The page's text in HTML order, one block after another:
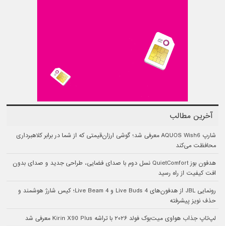
آخرین مطالب
شارپ AQUOS Wish6 معرفی شد؛ گوشی ارزان‌قیمتی که از شما در برابر کلاهبرداری
محافظت می‌کند
هدفون بوز QuietComfort نسل دوم با صدای فضایی، طراحی جدید و صدای بدون
افت کیفیت از راه رسید
رونمایی JBL از هدفون‌های Live Buds 4 و Live Beam 4؛ کیس شارژ هوشمند و
حذف نویز پیشرفته
لپ‌تاپ جذاب هواوی میت‌بوک فولد ۲۰۲۶ با تراشه Kirin X90 Plus معرفی شد